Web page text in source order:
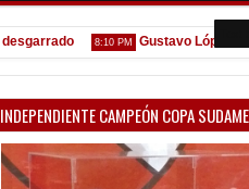
8:10 PM Gustavo López: "La
INDEPENDIENTE CAMPEÓN COPA